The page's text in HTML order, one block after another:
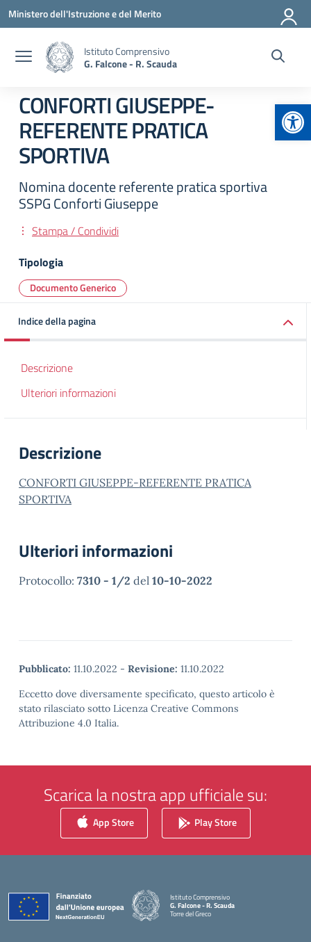
Vai ai contenuti
Vai al menu di navigazione
Vai al footer
Ministero dell'Istruzione e del Merito
Istituto Comprensivo
G. Falcone - R. Scauda
CONFORTI GIUSEPPE-
REFERENTE PRATICA
SPORTIVA
Nomina docente referente pratica sportiva
SSPG Conforti Giuseppe
Stampa / Condividi
Tipologia
Documento Generico
Indice della pagina
Descrizione
Ulteriori informazioni
Descrizione
CONFORTI GIUSEPPE-REFERENTE PRATICA
SPORTIVA
Ulteriori informazioni
Protocollo: 7310 - 1/2 del 10-10-2022
Pubblicato: 11.10.2022 - Revisione: 11.10.2022
Eccetto dove diversamente specificato, questo articolo è
stato rilasciato sotto Licenza Creative Commons
Attribuzione 4.0 Italia.
Scarica la nostra app ufficiale su:
App Store Play Store
Istituto Comprensivo
G. Falcone - R. Scauda
Torre del Greco